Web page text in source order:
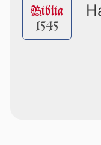
Biblia
1545